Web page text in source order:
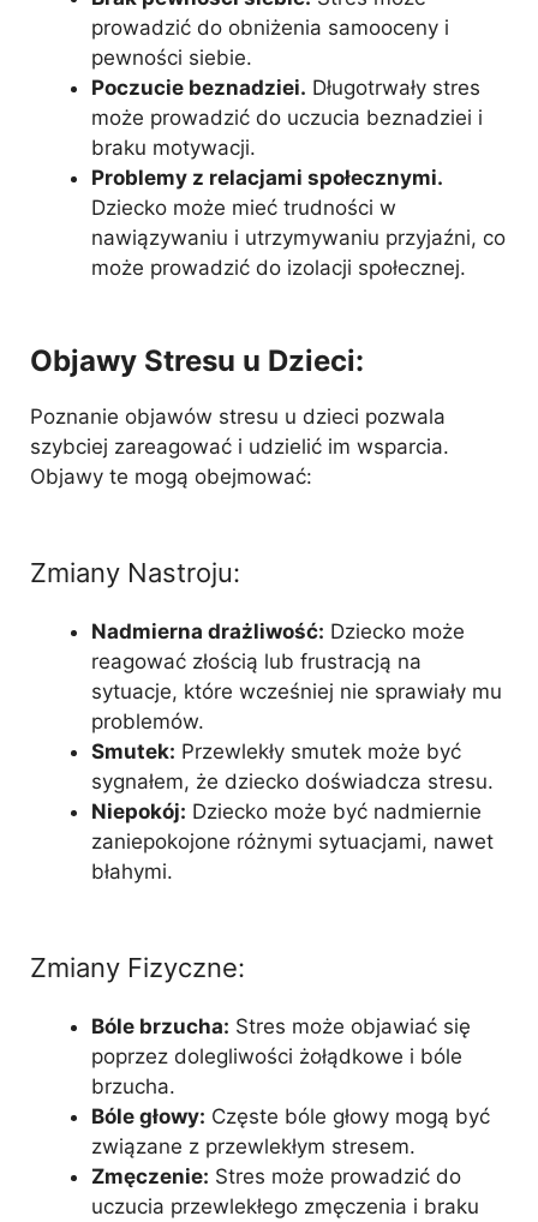
prowadzić do obniżenia samooceny i
pewności siebie.
Poczucie beznadziei. Długotrwały stres
może prowadzić do uczucia beznadziei i
braku motywacji.
Problemy z relacjami społecznymi.
Dziecko może mieć trudności w
nawiązywaniu i utrzymywaniu przyjaźni, co
może prowadzić do izolacji społecznej.
Objawy Stresu u Dzieci:
Poznanie objawów stresu u dzieci pozwala
szybciej zareagować i udzielić im wsparcia.
Objawy te mogą obejmować:
Zmiany Nastroju:
Nadmierna drażliwość: Dziecko może
reagować złością lub frustracją na
sytuacje, które wcześniej nie sprawiały mu
problemów.
Smutek: Przewlekły smutek może być
sygnałem, że dziecko doświadcza stresu.
Niepokój: Dziecko może być nadmiernie
zaniepokojone różnymi sytuacjami, nawet
błahymi.
Zmiany Fizyczne:
Bóle brzucha: Stres może objawiać się
poprzez dolegliwości żołądkowe i bóle
brzucha.
Bóle głowy: Częste bóle głowy mogą być
związane z przewlekłym stresem.
Zmęczenie: Stres może prowadzić do
uczucia przewlekłego zmęczenia i braku